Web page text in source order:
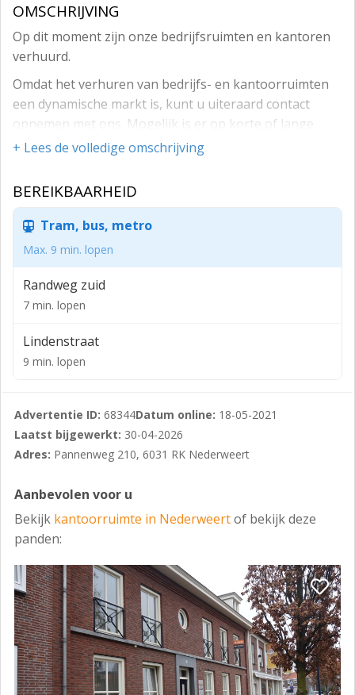
OMSCHRIJVING
Op dit moment zijn onze bedrijfsruimten en kantoren
verhuurd.
Omdat het verhuren van bedrijfs- en kantoorruimten
een dynamische markt is, kunt u uiteraard contact
opnemen met ons. Mogelijk is er op korte of lange
termijn wel een ruimte beschikbaar.
Lia Stockmans
Sjaak Stockmans
+ Lees de volledige omschrijving
BEREIKBAARHEID
Tram, bus, metro
Max. 9 min. lopen
Randweg zuid
7 min. lopen
Lindenstraat
9 min. lopen
Advertentie ID: 68344Datum online: 18-05-2021
Laatst bijgewerkt: 30-04-2026
Adres: Pannenweg 210, 6031 RK Nederweert
Aanbevolen voor u
Bekijk kantoorruimte in Nederweertof bekijk deze
panden: